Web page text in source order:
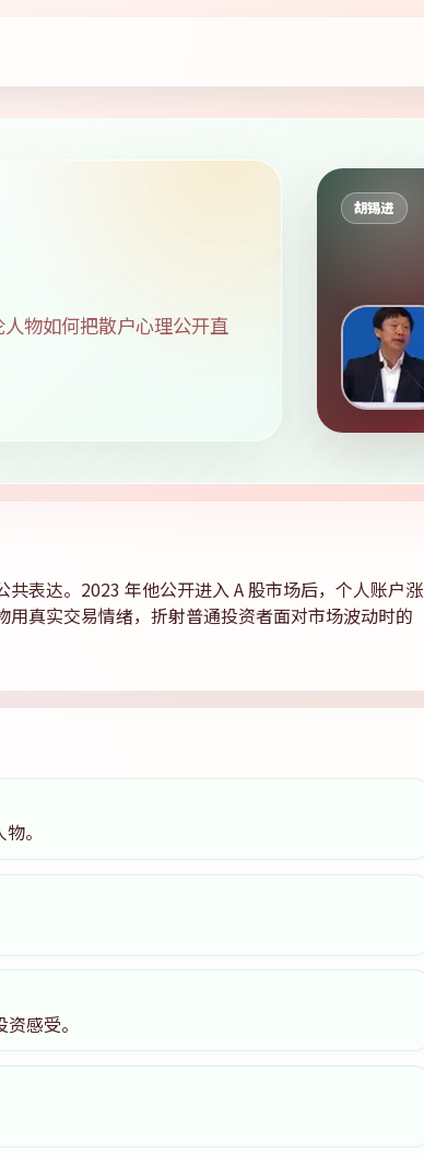
物如何把散户心理公开直
胡锡进
表达。2023 年他公开进入 A 股市场后，个人账户涨
真实交易情绪，折射普通投资者面对市场波动时的
。
感受。